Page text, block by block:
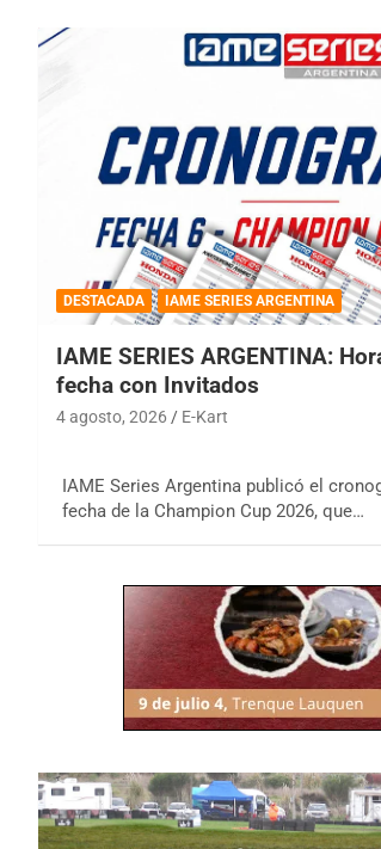
DESTACADA IAME SERIES ARGENTINA
IAME SERIES ARGENTINA:
fecha con Invitados
4 agosto, 2026 E-Kart
IAME Series Argentina publicó el
fecha de la Champion Cup 2026, que…